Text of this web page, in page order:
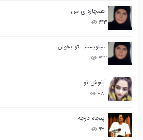
همچاره ی من
۶۴۳
مینویسم ..تو بخوان
۷۳۲
آغوش تو
۸۸۰
پنجاه درجه
۹۳۰